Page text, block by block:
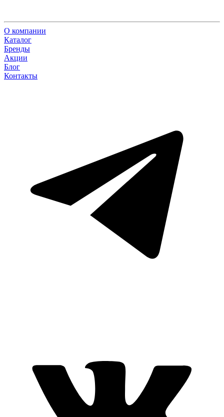
О компании
Каталог
Бренды
Акции
Блог
Контакты